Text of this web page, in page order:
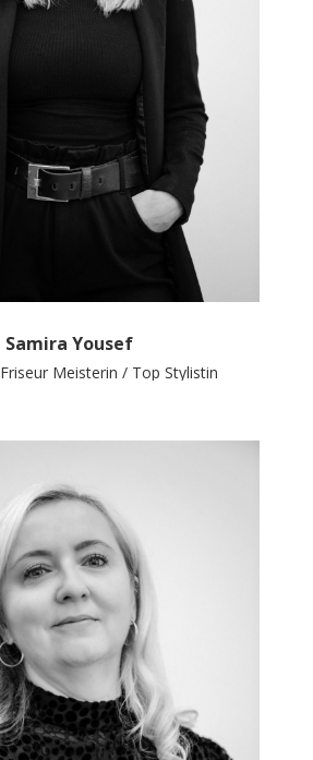
Samira Yousef
Friseur Meisterin / Top Stylistin